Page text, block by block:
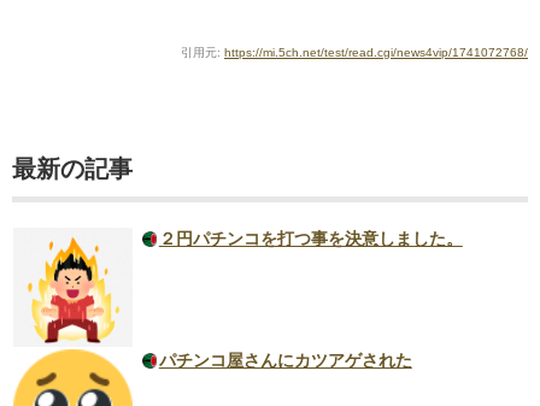
引用元: https://mi.5ch.net/test/read.cgi/news4vip/1741072768/
最新の記事
２円パチンコを打つ事を決意しました。
パチンコ屋さんにカツアゲされた